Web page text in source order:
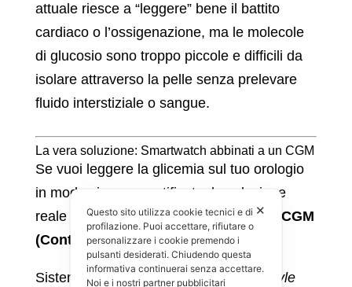
attuale riesce a “leggere” bene il battito
cardiaco o l’ossigenazione, ma le molecole
di glucosio sono troppo piccole e difficili da
isolare attraverso la pelle senza prelevare
fluido interstiziale o sangue.
La vera soluzione: Smartwatch abbinati a un CGM
Se vuoi leggere la glicemia sul tuo orologio
in modo sicuro e certificato, la soluzione
reale e funzionante nel 2026 si chiama CGM
(Continuous Glucose Monitor).
Sistemi come ilDexcom G7o il FreeStyle
✕
Questo sito utilizza cookie tecnici e di
profilazione. Puoi accettare, rifiutare o
personalizzare i cookie premendo i
pulsanti desiderati. Chiudendo questa
informativa continuerai senza accettare.
Noi e i nostri partner pubblicitari